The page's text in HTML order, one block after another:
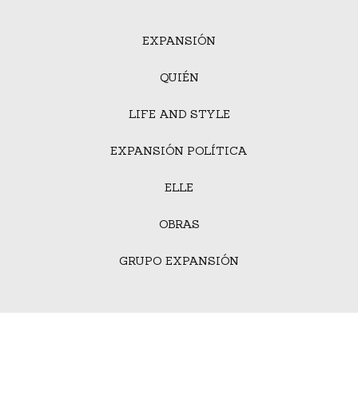
EXPANSIÓN
QUIÉN
LIFE AND STYLE
EXPANSIÓN POLÍTICA
ELLE
OBRAS
GRUPO EXPANSIÓN